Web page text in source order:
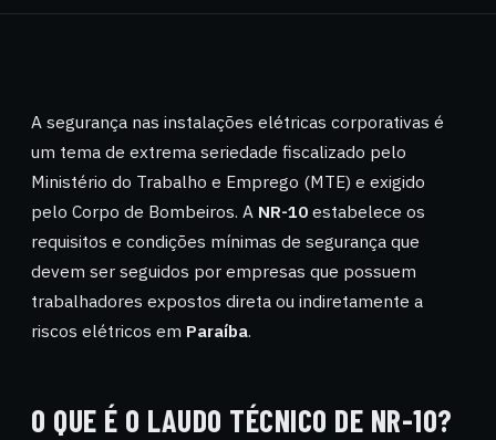
A segurança nas instalações elétricas corporativas é
um tema de extrema seriedade fiscalizado pelo
Ministério do Trabalho e Emprego (MTE) e exigido
pelo Corpo de Bombeiros. A NR-10 estabelece os
requisitos e condições mínimas de segurança que
devem ser seguidos por empresas que possuem
trabalhadores expostos direta ou indiretamente a
riscos elétricos em Paraíba.
O QUE É O LAUDO TÉCNICO DE NR-10?